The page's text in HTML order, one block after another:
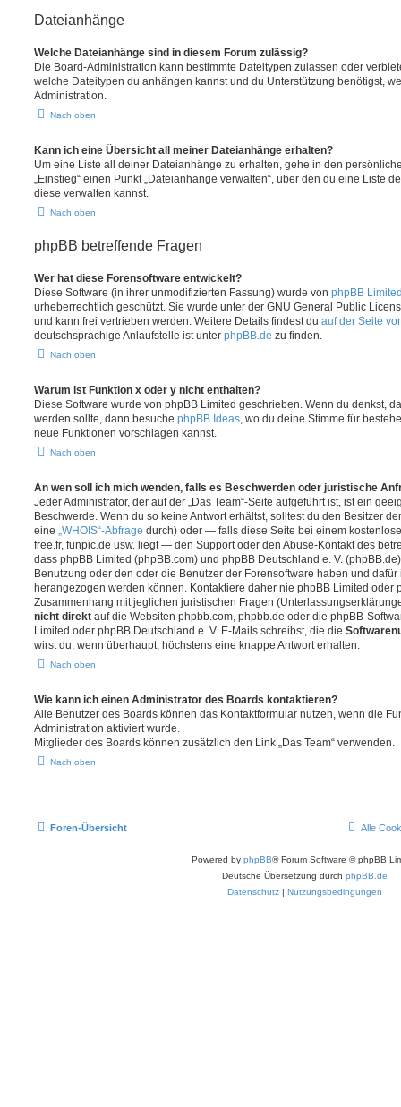
Dateianhänge
Welche Dateianhänge sind in diesem Forum zulässig?
Die Board-Administration kann bestimmte Dateitypen zulassen oder
welche Dateitypen du anhängen kannst und du Unterstützung benötigst,
Administration.
Nach oben
Kann ich eine Übersicht all meiner Dateianhänge erhalten?
Um eine Liste all deiner Dateianhänge zu erhalten, gehe in den
„Einstieg“ einen Punkt „Dateianhänge verwalten“, über den du eine Liste
diese verwalten kannst.
Nach oben
phpBB betreffende Fragen
Wer hat diese Forensoftware entwickelt?
Diese Software (in ihrer unmodifizierten Fassung) wurde von phpBB
urheberrechtlich geschützt. Sie wurde unter der GNU General Public
und kann frei vertrieben werden. Weitere Details findest du auf der Seite
deutschsprachige Anlaufstelle ist unter phpBB.de zu finden.
Nach oben
Warum ist Funktion x oder y nicht enthalten?
Diese Software wurde von phpBB Limited geschrieben. Wenn du denkst,
werden sollte, dann besuche phpBB Ideas, wo du deine Stimme für
neue Funktionen vorschlagen kannst.
Nach oben
An wen soll ich mich wenden, falls es Beschwerden oder juristische
Jeder Administrator, der auf der „Das Team“-Seite aufgeführt ist, ist ein
Beschwerde. Wenn du so keine Antwort erhältst, solltest du den Besitzer
eine „WHOIS“-Abfrage durch) oder — falls diese Seite bei einem
free.fr, funpic.de usw. liegt — den Support oder den Abuse-Kontakt des
dass phpBB Limited (phpBB.com) und phpBB Deutschland e. V.
Benutzung oder den oder die Benutzer der Forensoftware haben und
herangezogen werden können. Kontaktiere daher nie phpBB Limited oder
Zusammenhang mit jeglichen juristischen Fragen
nicht direkt auf die Websiten phpbb.com, phpbb.de oder die phpBB-
Limited oder phpBB Deutschland e. V. E-Mails schreibst, die die
wirst du, wenn überhaupt, höchstens eine knappe Antwort erhalten.
Nach oben
Wie kann ich einen Administrator des Boards kontaktieren?
Alle Benutzer des Boards können das Kontaktformular nutzen, wenn die
Administration aktiviert wurde.
Mitglieder des Boards können zusätzlich den Link „Das Team“ verwenden.
Nach oben
Foren-Übersicht Alle
Powered by phpBB® Forum Software © phpBB
Deutsche Übersetzung durch phpBB.de
Datenschutz | Nutzungsbedingungen